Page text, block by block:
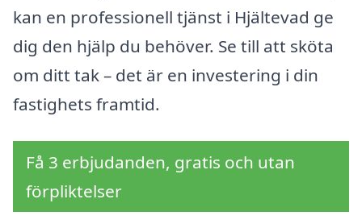
kan en professionell tjänst i Hjältevad ge
dig den hjälp du behöver. Se till att sköta
om ditt tak – det är en investering i din
fastighets framtid.
Få 3 erbjudanden, gratis och utan
förpliktelser